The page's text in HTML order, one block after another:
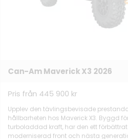
Can-Am Maverick X3 2026
Pris från 445 900 kr
Upplev den tävlingsbevisade
hållbarheten hos Maverick X3. Byggd
turboladdad kraft, har den ett
moderniserad front och nästa